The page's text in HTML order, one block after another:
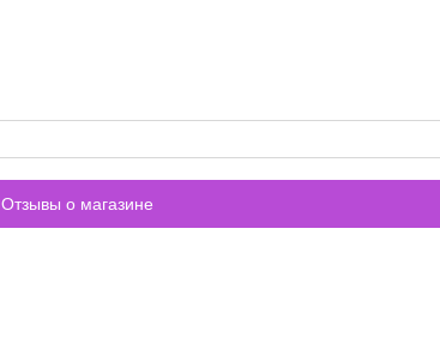
Отзывы о магазине